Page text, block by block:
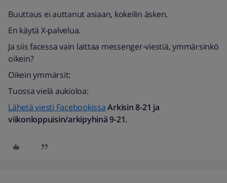
Buuttaus ei auttanut asiaan, kokeilin äsken.
En käytä X-palvelua.
Ja siis facessa vain laittaa messenger-viestiä, ymmärsinkö
oikein?
Oikein ymmärsit:
Tuossa vielä aukioloa:
Lähetä viesti FacebookissaArkisin 8-21 ja
viikonloppuisin/arkipyhinä 9-21.